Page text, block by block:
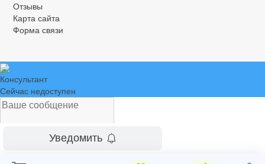
Уведомить
Отзывы
Карта сайта
Форма связи
Консультант
Сейчас недоступен